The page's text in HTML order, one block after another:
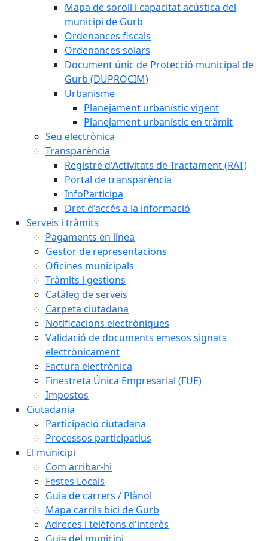
Mapa de soroll i capacitat acústica del
municipi de Gurb
Ordenances fiscals
Ordenances solars
Document únic de Protecció municipal de
Gurb (DUPROCIM)
Urbanisme
Planejament urbanístic vigent
Planejament urbanístic en tràmit
Seu electrònica
Transparència
Registre d'Activitats de Tractament (RAT)
Portal de transparència
InfoParticipa
Dret d'accés a la informació
Serveis i tràmits
Pagaments en línea
Gestor de representacions
Oficines municipals
Tràmits i gestions
Catàleg de serveis
Carpeta ciutadana
Notificacions electròniques
Validació de documents emesos signats
electrònicament
Factura electrònica
Finestreta Única Empresarial (FUE)
Impostos
Ciutadania
Participació ciutadana
Processos participatius
El municipi
Com arribar-hi
Festes Locals
Guia de carrers / Plànol
Mapa carrils bici de Gurb
Adreces i telèfons d'interès